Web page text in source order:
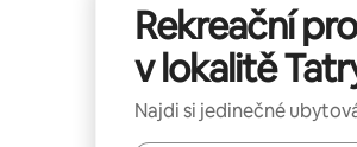
Rekreační
v lokalitě
Najdi si jedinečné